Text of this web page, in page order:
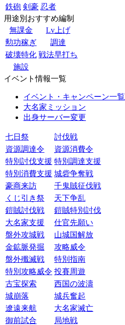
鉄砲 剣豪 忍者
用途別おすすめ編制
無課金
Lv上げ
勲功稼ぎ
調達
破壊特化 戦法早打ち
施設
イベント情報一覧
イベント・キャンペーン一覧
大名家ミッション
出身サーバー変更
七日祭
討伐戦
資源調達令
資源消費令
特別討伐支援 特別調達支援
特別消費支援 城砦争奪戦
豪商来訪
千鬼賊征伐戦
くじ引き祭
天下争乱
鎧賊討伐戦
鎧賊特別討伐
大名家支援
仕官先願い
盤外攻城戦
山城国解放
金鉱脈発掘
攻略威令
盤外殲滅戦
特別指南
特別攻略威令 投賽周遊
古宝探索
西国の波濤
城崩落
城兵奮起
遼遠来航
大名家滅亡
御前試合
局地戦